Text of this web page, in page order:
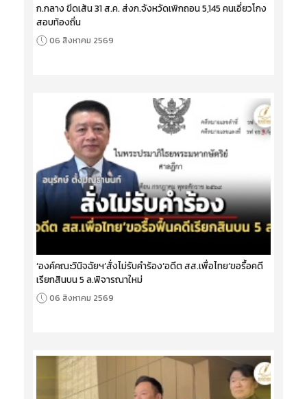
ก.กลาง ขีดเส้น 31 ส.ค. ส่งก.จังหวัดเพิกถอน 5,145 คนเอี่ยวโกง
สอบท้องถิ่น
06 สิงหาคม 2569
‘องค์คณะวินิจฉัยฯ’สั่งไม่รับคำร้อง‘อดีต สส.เพื่อไทย’ขอรื้อคดี
เรียกสินบน 5 ล.พิจารณาใหม่
06 สิงหาคม 2569